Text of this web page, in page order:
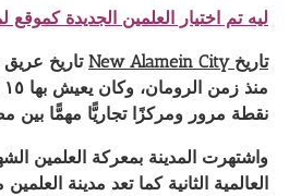
ليه تم اختيار العلمين الجديدة كموقع
تاريخ New Alamein City
تاريخ عريق
نقطة مرور ومركزًا تجاريًّا مهمًّا بين
واشتهرت المدينة بمعركة العلمين
العالمية الثانية كما تعد مدينة